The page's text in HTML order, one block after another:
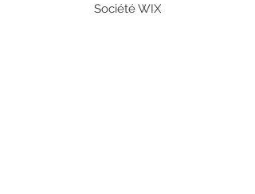
Société WIX